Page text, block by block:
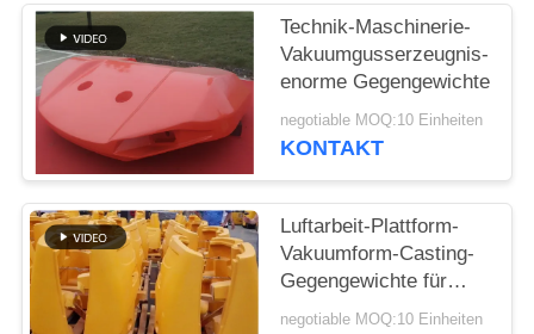
SITEMAP
PRIVACY
POLICY
Technik-Maschinerie-
Vakuumgusserzeugnis-
enorme Gegengewichte
negotiable MOQ:10 Einheiten
KONTAKT
Luftarbeit-Plattform-
Vakuumform-Casting-
Gegengewichte für
Schwerlastwagen
negotiable MOQ:10 Einheiten